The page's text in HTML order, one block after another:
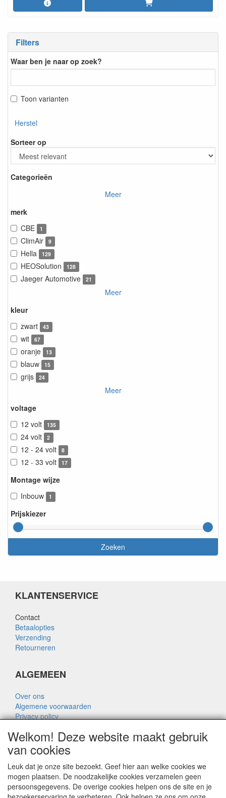
Filters
Waar ben je naar op zoek?
Toon varianten
Herstel
Sorteer op
Categorieën
Meer
merk
CBE
1
ClimAir 9
Hella 129
HEOSolution 128
Jaeger Automotive 21
Meer
kleur
zwart
43
wit 67
oranje 13
blauw 15
grijs 24
Meer
voltage
12 volt
135
24 volt 2
12 - 24 volt 8
12 - 33 volt 17
Montage wijze
Inbouw
1
Prijskiezer
Zoeken
KLANTENSERVICE
Contact
Betaalopties
Verzending
Retourneren
ALGEMEEN
Over ons
Algemene voorwaarden
Privacy policy
Over Rik Thijssen
ALGEMEEN
Welkom! Deze website maakt gebruik
van cookies
Leuk dat je onze site bezoekt. Geef hier aan welke cookies we
mogen plaatsen. De noodzakelijke cookies verzamelen geen
persoonsgegevens. De overige cookies helpen ons de site en je